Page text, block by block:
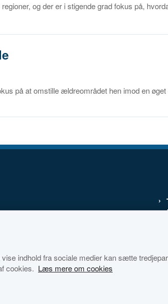
og der er i stigende grad fokus på,
på at omstille ældreområdet hen imod en
indhold fra sociale medier kan sætte
cookies. Læs mere om cookies